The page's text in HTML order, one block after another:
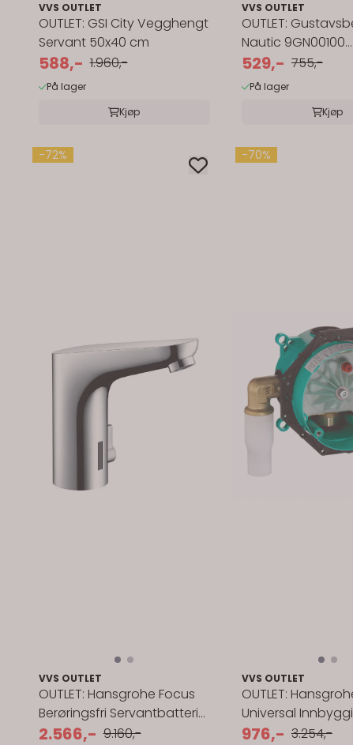
VVS OUTLET
OUTLET: GSI City Vegghengt
Servant 50x40 cm
588,- 1.960,-
På lager
Kjøp
VVS OUTLET
OUTLET:
Nautic 9GN00100
Utløpsventil
529,- 755,-
På lager
Kjøp
-72%
VVS OUTLET
OUTLET: Hansgrohe Focus
Berøringsfri Servantbatteri
130
2.566,- 9.160,-
-70%
VVS OUTLET
OUTLET:
Universal
inkl. ...
976,- 3.254,-